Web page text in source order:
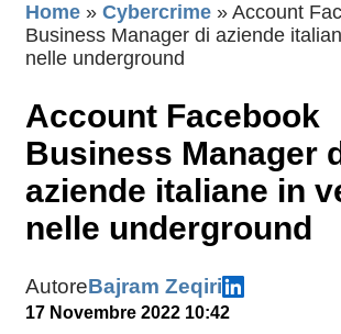
Home » Cybercrime » Account
Business Manager di aziende
nelle underground
Account Facebook
Business Manager
aziende italiane in
nelle underground
AutoreBajram Zeqiri
17 Novembre 2022 10:42